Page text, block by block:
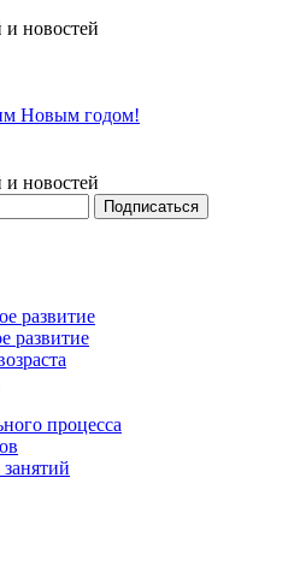
и новостей
Новым годом!
и новостей
Подписаться
развитие
развитие
процесса